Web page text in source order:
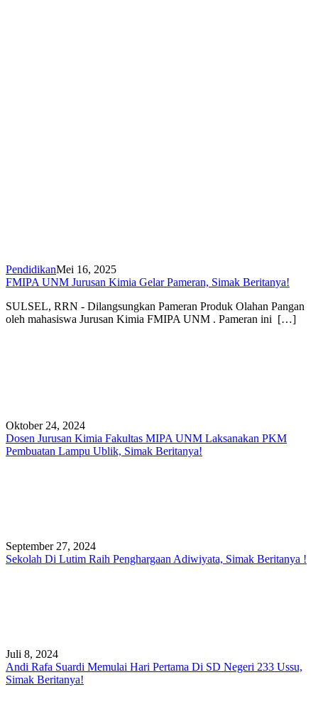
PendidikanMei 16, 2025
FMIPA UNM Jurusan Kimia Gelar Pameran, Simak Beritanya!
SULSEL, RRN - Dilangsungkan Pameran Produk Olahan Pangan
oleh mahasiswa Jurusan Kimia FMIPA UNM . Pameran ini […]
Oktober 24, 2024
Dosen Jurusan Kimia Fakultas MIPA UNM Laksanakan PKM
Pembuatan Lampu Ublik, Simak Beritanya!
September 27, 2024
Sekolah Di Lutim Raih Penghargaan Adiwiyata, Simak Beritanya !
Juli 8, 2024
Andi Rafa Suardi Memulai Hari Pertama Di SD Negeri 233 Ussu,
Simak Beritanya!